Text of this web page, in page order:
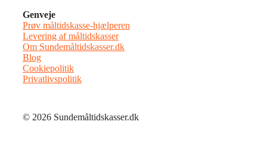
Genveje
Prøv måltidskasse-hjælperen
Levering af måltidskasser
Om Sundemåltidskasser.dk
Blog
Cookiepolitik
Privatlivspolitik
© 2026 Sundemåltidskasser.dk